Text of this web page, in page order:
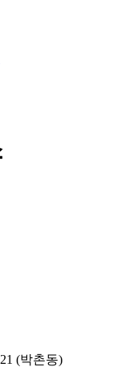
(박촌동)